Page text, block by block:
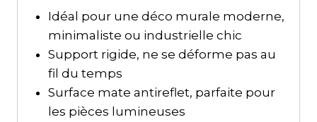
Idéal pour une déco murale moderne,
minimaliste ou industrielle chic
Support rigide, ne se déforme pas au
fil du temps
Surface mate antireflet, parfaite pour
les pièces lumineuses